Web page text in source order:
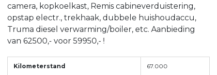
camera, kopkoelkast, Remis cabineverduistering,
opstap electr., trekhaak, dubbele huishoudaccu,
Truma diesel verwarming/boiler, etc. Aanbieding
van 62500,- voor 59950,- !
Kilometerstand 67.000